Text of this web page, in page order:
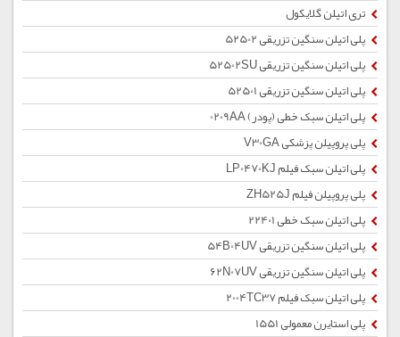
تری اتیلن گلایکول
پلی اتیلن سنگین تزریقی 52502
پلی اتیلن سنگین تزریقی 52502SU
پلی اتیلن سنگین تزریقی 52501
پلی اتیلن سبک خطی (پودر) 0209AA
پلی پروپیلن پزشکی V30GA
پلی اتیلن سبک فیلم LP0470KJ
پلی پروپیلن فیلم ZH525J
پلی اتیلن سبک خطی 22401
پلی اتیلن سنگین تزریقی 54B04UV
پلی اتیلن سنگین تزریقی 62N07UV
پلی اتیلن سبک فیلم 2004TC37
پلی استایرن معمولی 1551